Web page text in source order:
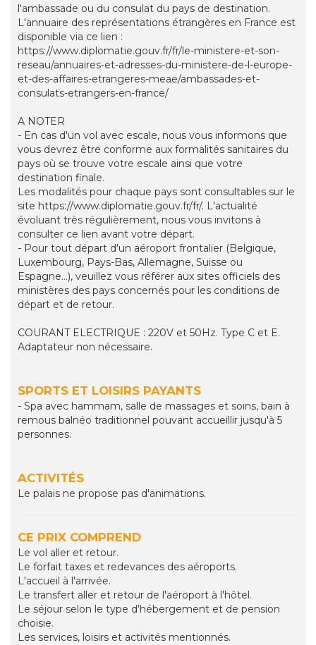
l'ambassade ou du consulat du pays de destination.
L'annuaire des représentations étrangères en France est
disponible via ce lien :
https://www.diplomatie.gouv.fr/fr/le-ministere-et-son-
reseau/annuaires-et-adresses-du-ministere-de-l-europe-
et-des-affaires-etrangeres-meae/ambassades-et-
consulats-etrangers-en-france/
A NOTER
- En cas d'un vol avec escale, nous vous informons que
vous devrez être conforme aux formalités sanitaires du
pays où se trouve votre escale ainsi que votre
destination finale.
Les modalités pour chaque pays sont consultables sur le
site https://www.diplomatie.gouv.fr/fr/. L'actualité
évoluant très régulièrement, nous vous invitons à
consulter ce lien avant votre départ.
- Pour tout départ d'un aéroport frontalier (Belgique,
Luxembourg, Pays-Bas, Allemagne, Suisse ou
Espagne...), veuillez vous référer aux sites officiels des
ministères des pays concernés pour les conditions de
départ et de retour.
COURANT ELECTRIQUE : 220V et 50Hz. Type C et E.
Adaptateur non nécessaire.
SPORTS ET LOISIRS PAYANTS
- Spa avec hammam, salle de massages et soins, bain à
remous balnéo traditionnel pouvant accueillir jusqu'à 5
personnes.
ACTIVITÉS
Le palais ne propose pas d'animations.
CE PRIX COMPREND
Le vol aller et retour.
Le forfait taxes et redevances des aéroports.
L'accueil à l'arrivée.
Le transfert aller et retour de l'aéroport à l'hôtel.
Le séjour selon le type d'hébergement et de pension
choisie.
Les services, loisirs et activités mentionnés.